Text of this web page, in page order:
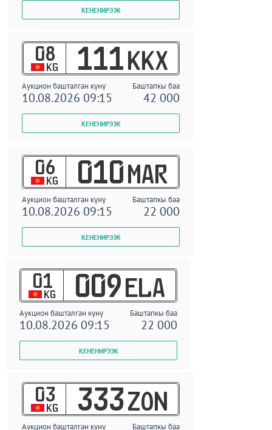
08
KG 111 KKX
Аукцион башталган күнү Баштапкы баа
10.08.2026 09:15 42 000
06
KG 010 MAR
Аукцион башталган күнү Баштапкы баа
10.08.2026 09:15 22 000
01
KG 009 ELA
Аукцион башталган күнү Баштапкы баа
10.08.2026 09:15 22 000
03
KG 333 ZON
Аукцион башталган күнү Баштапкы баа